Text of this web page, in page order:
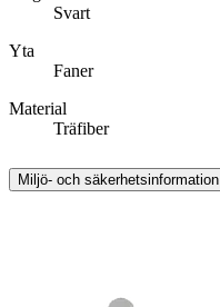
Svart
Yta
Faner
Material
Träfiber
Miljö- och säkerhetsinformation